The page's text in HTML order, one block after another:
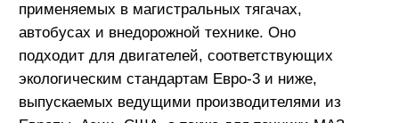
10; АО «КАМАЗ»; ПАО «Автодизель» (ЯМЗ)
ВАРИАНТЫ ФАСОВКИ